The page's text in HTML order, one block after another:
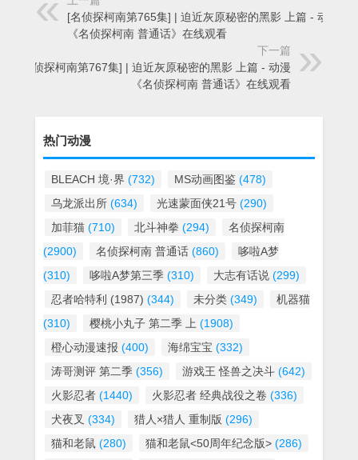
[名侦探柯南第765集] | 迫近灰原秘密的黑影 上篇 - 动漫
《名侦探柯南 普通话》在线观看
下一篇
[名侦探柯南第767集] | 迫近灰原秘密的黑影 上篇 - 动漫
《名侦探柯南 普通话》在线观看
热门动漫
BLEACH 境·界 (732) MS动画图鉴 (478)
乌龙派出所 (634) 光速蒙面侠21号 (290)
加菲猫 (710) 北斗神拳 (294)
名侦探柯南
(2900)
名侦探柯南 普通话 (860)
哆啦A梦
(310)
哆啦A梦第三季 (310) 大志有话说 (299)
忍者哈特利 (1987) (344) 未分类 (349)
机器猫
(310)
樱桃小丸子 第二季 上 (1908)
橙心动漫速报 (400) 海绵宝宝 (332)
涛哥测评 第二季 (356) 游戏王 怪兽之决斗 (642)
火影忍者 (1440) 火影忍者 经典战役之卷 (336)
犬夜叉 (334) 猎人×猎人 重制版 (296)
猫和老鼠 (280) 猫和老鼠<50周年纪念版> (286)